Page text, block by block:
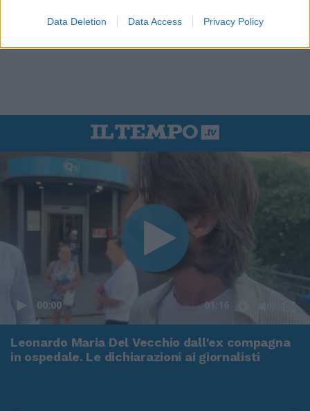
Data Deletion Data Access Privacy Policy
00:00 01:16
Leonardo Maria Del Vecchio dall'ex compagna
in ospedale. Le dichiarazioni ai giornalisti